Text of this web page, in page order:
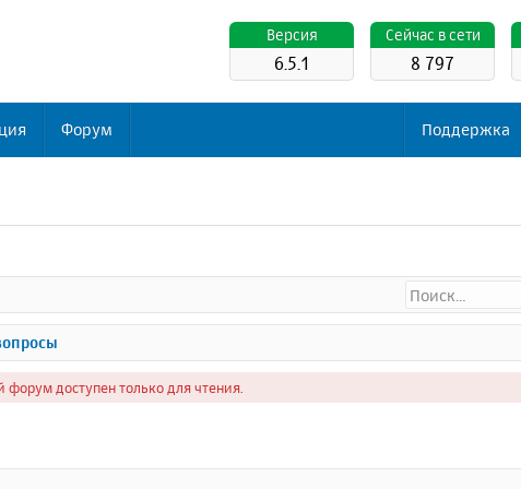
Cейчас в сети
8 797
Версия
6.5.1
Форум Поддержка
форум доступен только для чтения.